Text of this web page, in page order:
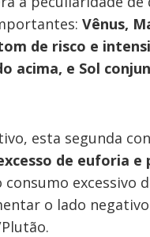
Vênus,
de risco e
acima, e Sol
esta segunda
de euforia e
consumo excessivo
o lado